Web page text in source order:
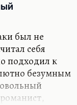
был не
себя
подходил к
безумным